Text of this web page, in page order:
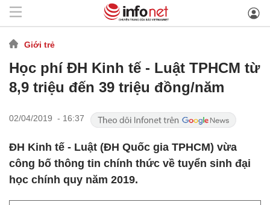
Giới trẻ
Học phí ĐH Kinh tế - Luật TPHCM từ
8,9 triệu đến 39 triệu đồng/năm
02/04/2019 - 16:37
ĐH Kinh tế - Luật (ĐH Quốc gia TPHCM) vừa
công bố thông tin chính thức về tuyển sinh đại
học chính quy năm 2019.